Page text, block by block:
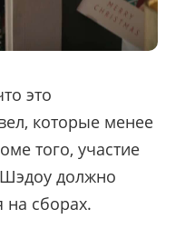
это
которые менее
того, участие
должно
на сборах.